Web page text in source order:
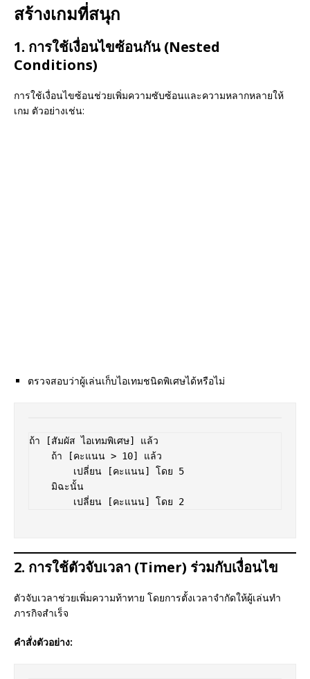
สร้างเกมที่สนุก
1. การใช้เงื่อนไขซ้อนกัน (Nested
Conditions)
การใช้เงื่อนไขซ้อนช่วยเพิ่มความซับซ้อนและความหลากหลายให้
เกม ตัวอย่างเช่น:
ตรวจสอบว่าผู้เล่นเก็บไอเทมชนิดพิเศษได้หรือไม่
ถ้า [สัมผัส ไอเทมพิเศษ] แล้ว
2. การใช้ตัวจับเวลา (Timer) ร่วมกับเงื่อนไข
ตัวจับเวลาช่วยเพิ่มความท้าทาย โดยการตั้งเวลาจำกัดให้ผู้เล่นทำ
ภารกิจสำเร็จ
คำสั่งตัวอย่าง: